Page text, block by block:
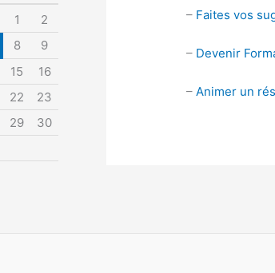
1
2
8
9
15
16
22
23
29
30
– Faites vos
– Devenir
– Animer un